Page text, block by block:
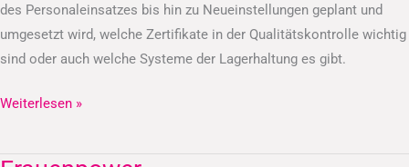
des Personaleinsatzes bis hin zu Neueinstellungen geplant und
umgesetzt wird, welche Zertifikate in der Qualitätskontrolle wichtig
sind oder auch welche Systeme der Lagerhaltung es gibt.
Weiterlesen »